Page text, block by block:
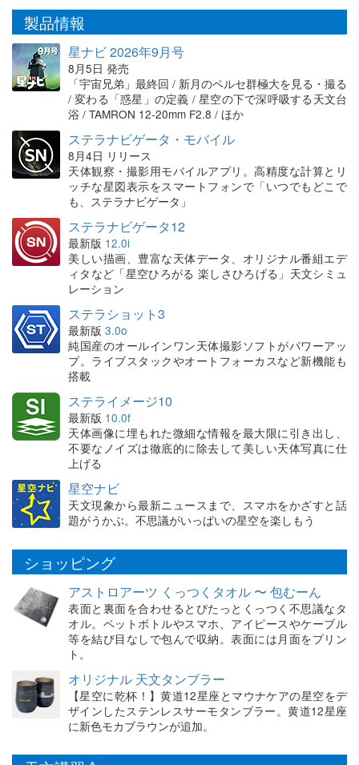
製品情報
星ナビ 2026年9月号
8月5日 発売
「宇宙兄弟」最終回 / 新月のペルセ群極大を見る・撮る
/ 変わる「惑星」の定義 / 星空の下で深呼吸する天文台
浴 / TAMRON 12-20mm F2.8 / ほか
ステラナビゲータ・モバイル
8月4日 リリース
天体観察・撮影用モバイルアプリ。高精度な計算とリ
ッチな星図表示をスマートフォンで「いつでもどこで
も、ステラナビゲータ」
ステラナビゲータ12
最新版 12.0i
美しい描画、豊富な天体データ、オリジナル番組エデ
ィタなど「星空ひろがる 楽しさひろげる」天文シミュ
レーション
ステラショット3
最新版 3.0o
純国産のオールインワン天体撮影ソフトがパワーアッ
プ。ライブスタックやオートフォーカスなど新機能も
搭載
ステライメージ10
最新版 10.0f
天体画像に埋もれた微細な情報を最大限に引き出し、
不要なノイズは徹底的に除去して美しい天体写真に仕
上げる
星空ナビ
天文現象から最新ニュースまで、スマホをかざすと話
題がうかぶ。不思議がいっぱいの星空を楽しもう
ショッピング
アストロアーツ くっつくタオル 〜 包むーん
表面と裏面を合わせるとぴたっとくっつく不思議なタ
オル。ペットボトルやスマホ、アイピースやケーブル
等を結び目なしで包んで収納。表面には月面をプリン
ト。
オリジナル 天文タンブラー
【星空に乾杯！】黄道12星座とマウナケアの星空をデ
ザインしたステンレスサーモタンブラー。黄道12星座
に新色モカブラウンが追加。